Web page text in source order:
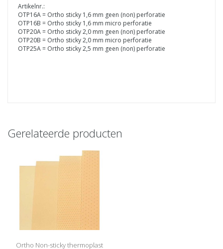
Artikelnr.:
OTP16A = Ortho sticky 1,6 mm geen (non) perforatie
OTP16B = Ortho sticky 1,6 mm micro perforatie
OTP20A = Ortho sticky 2,0 mm geen (non) perforatie
OTP20B = Ortho sticky 2,0 mm micro perforatie
OTP25A = Ortho sticky 2,5 mm geen (non) perforatie
Gerelateerde producten
Ortho Non-sticky thermoplast